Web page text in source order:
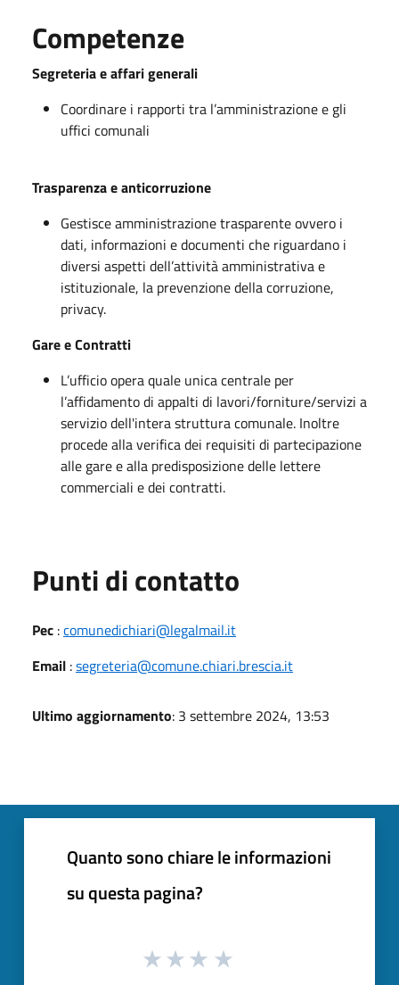
Competenze
Segreteria e affari generali
Coordinare i rapporti tra l’amministrazione e gli
uffici comunali
Trasparenza e anticorruzione
Gestisce amministrazione trasparente ovvero i
dati, informazioni e documenti che riguardano i
diversi aspetti dell’attività amministrativa e
istituzionale, la prevenzione della corruzione,
privacy.
Gare e Contratti
L’ufficio opera quale unica centrale per
l’affidamento di appalti di lavori/forniture/servizi a
servizio dell'intera struttura comunale. Inoltre
procede alla verifica dei requisiti di partecipazione
alle gare e alla predisposizione delle lettere
commerciali e dei contratti.
Punti di contatto
Pec :comunedichiari@legalmail.it
Email :segreteria@comune.chiari.brescia.it
Ultimo aggiornamento: 3 settembre 2024, 13:53
Quanto sono chiare le informazioni
su questa pagina?